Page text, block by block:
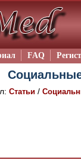
FAQ
Статьи /